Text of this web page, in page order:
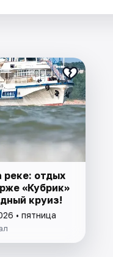
реке: отдых
«Кубрик»
круиз!
• пятница